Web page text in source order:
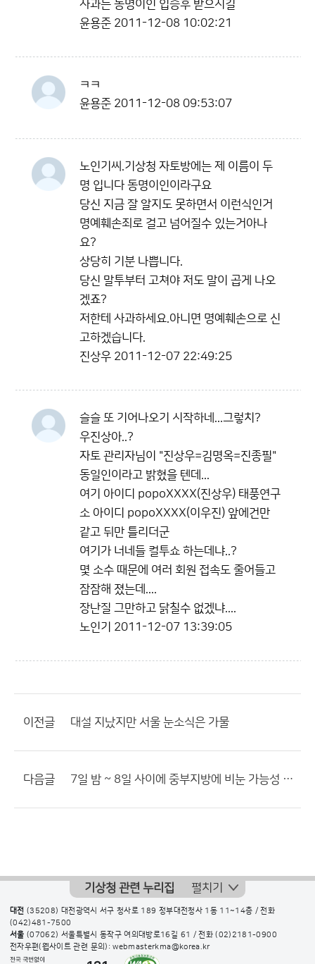
사과는 동명이인 입증후 받으시길
윤용준 2011-12-08 10:02:21
ㅋㅋ
윤용준 2011-12-08 09:53:07
노인기씨.기상청 자토방에는 제 이름이 두
명 입니다 동명이인이라구요
당신 지금 잘 알지도 못하면서 이런식인거
명예훼손죄로 걸고 넘어질수 있는거아나
요?
상당히 기분 나쁩니다.
당신 말투부터 고쳐야 저도 말이 곱게 나오
겠죠?
저한테 사과하세요.아니면 명예훼손으로 신
고하겠습니다.
진상우 2011-12-07 22:49:25
슬슬 또 기어나오기 시작하네...그렇치?
우진상아..?
자토 관리자님이 "진상우=김명옥=진종필"
동일인이라고 밝혔을 텐데...
여기 아이디 popoXXXX(진상우) 태풍연구
소 아이디 popoXXXX(이우진) 앞에건만
같고 뒤만 틀리더군
여기가 너네들 컬투쇼 하는데냐..?
몇 소수 때문에 여러 회원 접속도 줄어들고
잠잠해 졌는데....
장난질 그만하고 닭칠수 없겠냐....
노인기 2011-12-07 13:39:05
이전글 대설 지났지만 서울 눈소식은 가물
다음글 7일 밤 ~ 8일 사이에 중부지방에 비눈 가능성 매우 낮아졌네요?
기상청 관련 누리집 펼치기
대전 (35208) 대전광역시 서구 청사로 189 정부대전청사 1동 11~14층 / 전화
(042)481-7500
서울 (07062) 서울특별시 동작구 여의대방로16길 61 / 전화(02)2181-0900
전자우편(웹사이트 관련 문의): webmasterkma@korea.kr